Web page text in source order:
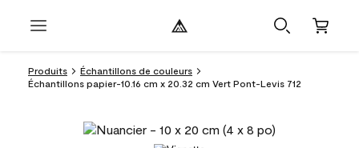
Produits
Échantillons de couleurs
Échantillons papier-10.16 cm x 20.32 cm Vert Pont-Levis 712